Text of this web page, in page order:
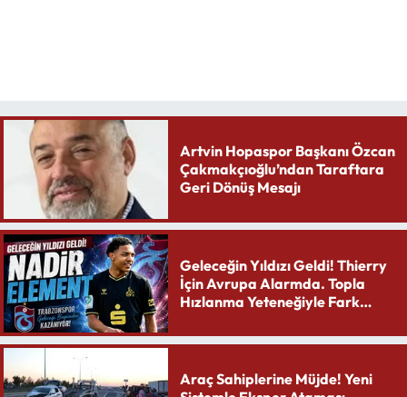
Artvin Hopaspor Başkanı Özcan
Çakmakçıoğlu’ndan Taraftara
Geri Dönüş Mesajı
Geleceğin Yıldızı Geldi! Thierry
İçin Avrupa Alarmda. Topla
Hızlanma Yeteneğiyle Fark
Araç Sahiplerine Müjde! Yeni